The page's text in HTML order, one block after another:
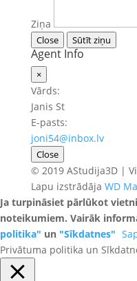
Ziņa
Close Sūtīt ziņu
Agent Info
×
Vārds:
Janis St
E-pasts:
joni54@inbox.lv
Close
© 2019 AStudija3D |
Lapu izstrādāja WD
Ja turpināsiet pārlūkot
noteikumiem. Vairāk
politika" un "Sīkdatnes"
Privātuma politika un